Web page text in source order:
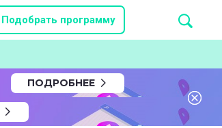
Подобрать программу
ПОДРОБНЕЕ